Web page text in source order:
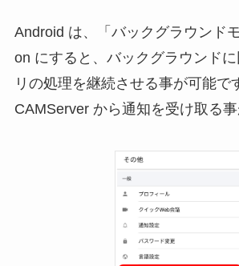
Android は、「バックグラウンド
on にすると、バックグラウンド
リの処理を継続させる事が可能で
CAMServer から通知を受け取る事